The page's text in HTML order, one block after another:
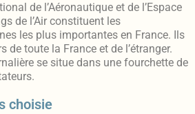
de l’Aéronautique et de l’Espace
de l’Air constituent les
les plus importantes en France. Ils
de toute la France et de l’étranger.
se situe dans une fourchette de
choisie